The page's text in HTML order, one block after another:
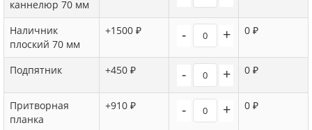
каннелюр 70 мм
Наличник
плоский 70 мм
+1500 ₽ - + 0 ₽
Подпятник +450 ₽ - + 0 ₽
Притворная
планка
+910 ₽ - + 0 ₽